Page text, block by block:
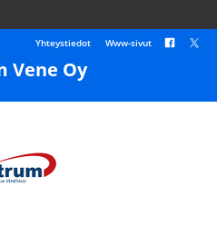
Vene Oy
Yhteystiedot Www-sivut